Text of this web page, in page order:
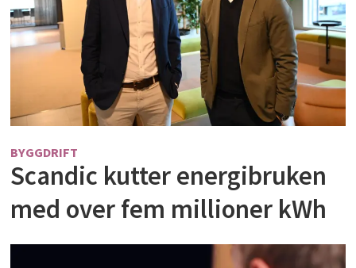
BYGGDRIFT
Scandic kutter energibruken
med over fem millioner kWh